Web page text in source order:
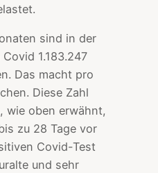
sind in der
1.183.247
Das macht pro
Diese Zahl
wie oben erwähnt,
zu 28 Tage vor
Covid-Test
und sehr